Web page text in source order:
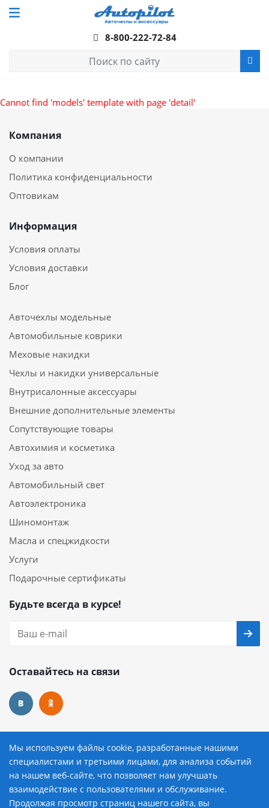
8-800-222-72-84
Cannot find 'models' template with page 'detail'
Компания
О компании
Политика конфиденциальности
Оптовикам
Информация
Условия оплаты
Условия доставки
Блог
Авточехлы модельные
Автомобильные коврики
Меховые накидки
Чехлы и накидки универсальные
Внутрисалонные аксессуары
Внешние дополнительные элементы
Сопутствующие товары
Автохимия и косметика
Уход за авто
Автомобильный свет
Автоэлектроника
Шиномонтаж
Масла и спецжидкости
Услуги
Подарочные сертификаты
Будьте всегда в курсе!
Оставайтесь на связи
Наши контакты
8 (800) 222-72-84
avtopilot@avtopilot-ekat.ru
Мы используем файлы cookie, разработанные нашими
специалистами и третьими лицами, для анализа событий
на нашем веб-сайте, что позволяет нам улучшать
взаимодействие с пользователями и обслуживание.
Продолжая просмотр страниц нашего сайта, вы